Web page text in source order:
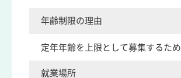
年齢制限の理由
定年年齢を上限として募集するため
就業場所